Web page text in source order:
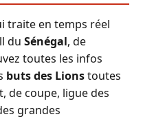
traite en temps réel
du Sénégal, de
toutes les infos
buts des Lionstoutes
de coupe, ligue des
grandes